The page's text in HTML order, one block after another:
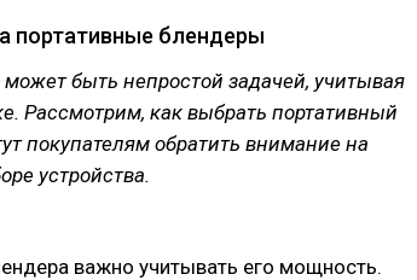
портативные блендеры
быть непростой задачей, учитывая
Рассмотрим, как выбрать портативный
покупателям обратить внимание на
устройства.
важно учитывать его мощность.